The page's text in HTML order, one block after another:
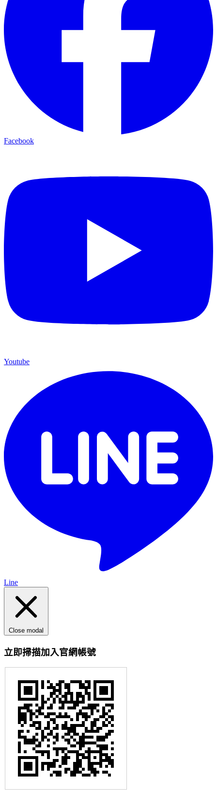
Facebook
Youtube
Line
Close modal
立即掃描加入官網帳號